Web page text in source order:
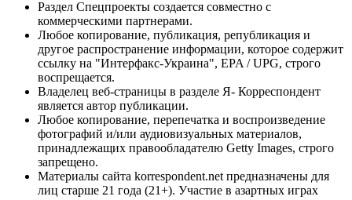
Раздел Спецпроекты создается совместно с
коммерческими партнерами.
Любое копирование, публикация, републикация и
другое распространение информации, которое содержит
ссылку на "Интерфакс-Украина", EPA / UPG, строго
воспрещается.
Владелец веб-страницы в разделе Я- Корреспондент
является автор публикации.
Любое копирование, перепечатка и воспроизведение
фотографий и/или аудиовизуальных материалов,
принадлежащих правообладателю Getty Images, строго
запрещено.
Материалы сайта korrespondent.net предназначены для
лиц старше 21 года (21+). Участие в азартных играх